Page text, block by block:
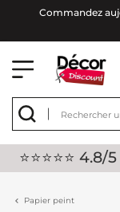
Commandez
⭐⭐⭐⭐⭐
Papier peint